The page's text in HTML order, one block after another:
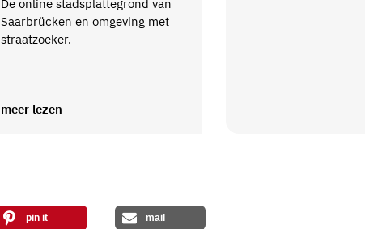
De online stadsplattegrond van
Saarbrücken en omgeving met
straatzoeker.
meer lezen
pin it mail